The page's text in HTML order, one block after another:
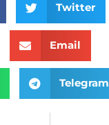
Twitter
Email
Telegram